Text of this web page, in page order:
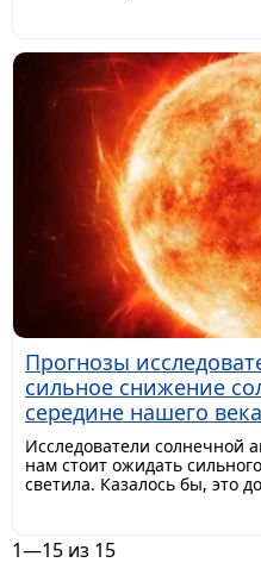
Прогнозы
сильное снижение
середине нашего века
Исследователи солнечной
нам стоит ожидать
светила. Казалось бы, это
1—15 из 15